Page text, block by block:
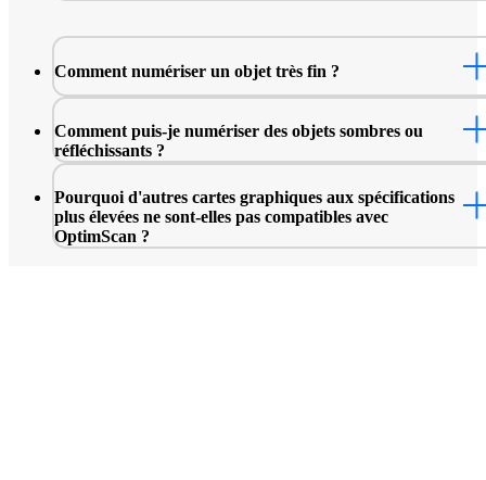
Comment numériser un objet très fin ?
Comment puis-je numériser des objets sombres ou
réfléchissants ?
Pourquoi d'autres cartes graphiques aux spécifications
plus élevées ne sont-elles pas compatibles avec
OptimScan ?